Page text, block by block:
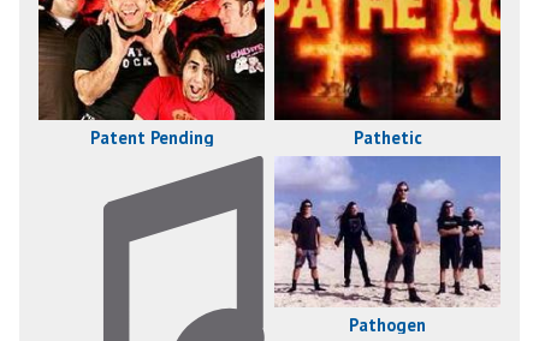
Patent Pending Pathetic
Pathogen